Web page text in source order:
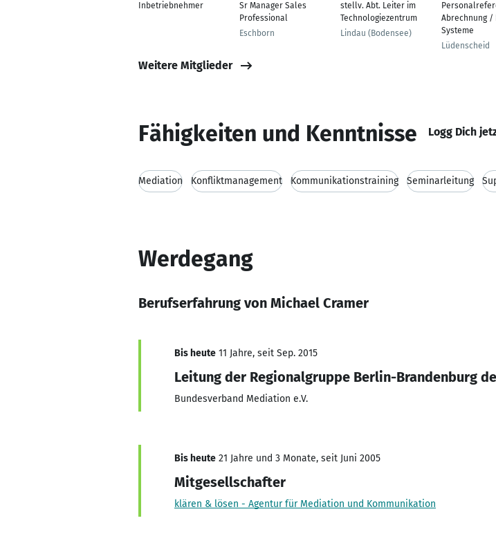
Inbetriebnehmer
Sr Manager Sales
Professional
Eschborn
stellv. Abt. Leiter im
Technologiezentrum
Lindau (Bodensee)
Abrechnung /
Systeme
Lüdenscheid
Weitere Mitglieder
Fähigkeiten und Kenntnisse Logg Dich
Mediation Konfliktmanagement Kommunikationstraining Seminarleitung
Werdegang
Berufserfahrung von Michael Cramer
Bis heute 11 Jahre, seit Sep. 2015
Leitung der Regionalgruppe Berlin-Brandenburg
Bundesverband Mediation e.V.
Bis heute 21 Jahre und 3 Monate, seit Juni 2005
Mitgesellschafter
klären & lösen - Agentur für Mediation und Kommunikation